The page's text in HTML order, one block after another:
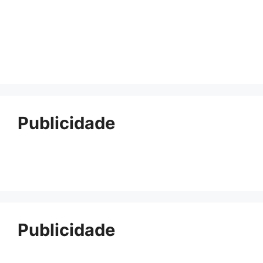
Publicidade
Publicidade